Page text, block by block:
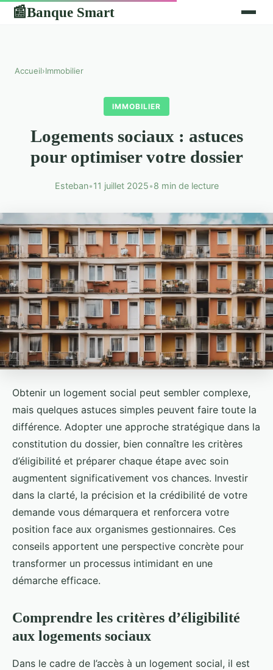
📰Banque Smart
Accueil›Immobilier
IMMOBILIER
Logements sociaux : astuces
pour optimiser votre dossier
Esteban•11 juillet 2025•8 min de lecture
Obtenir un logement social peut sembler complexe,
mais quelques astuces simples peuvent faire toute la
différence. Adopter une approche stratégique dans la
constitution du dossier, bien connaître les critères
d’éligibilité et préparer chaque étape avec soin
augmentent significativement vos chances. Investir
dans la clarté, la précision et la crédibilité de votre
demande vous démarquera et renforcera votre
position face aux organismes gestionnaires. Ces
conseils apportent une perspective concrète pour
transformer un processus intimidant en une
démarche efficace.
Comprendre les critères d’éligibilité
aux logements sociaux
Dans le cadre de l’accès à un logement social, il est